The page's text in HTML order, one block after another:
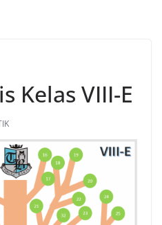
Kelas VIII-E